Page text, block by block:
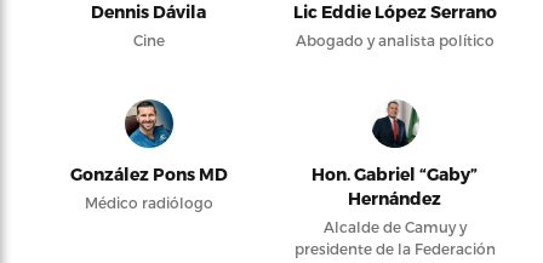
Dennis Dávila
Cine
Lic Eddie López Serrano
Abogado y analista político
González Pons MD
Médico radiólogo
Hon. Gabriel “Gaby”
Hernández
Alcalde de Camuy y
presidente de la Federación